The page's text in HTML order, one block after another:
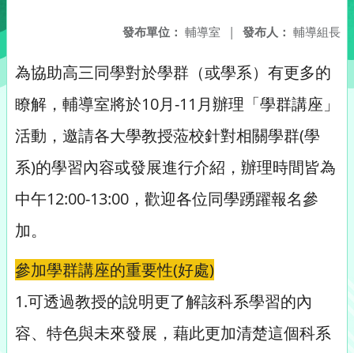
發布人： 輔導組長
發布單位： 輔導室 |
為協助高三同學對於學群（或學系）有更多的
瞭解，輔導室將於10月-11月辦理「學群講座」
活動，邀請各大學教授蒞校針對相關學群(學
系)的學習內容或發展進行介紹，辦理時間皆為
中午12:00-13:00，歡迎各位同學踴躍報名參
加。
參加學群講座的重要性(好處)
1.可透過教授的說明更了解該科系學習的內
容、特色與未來發展，藉此更加清楚這個科系